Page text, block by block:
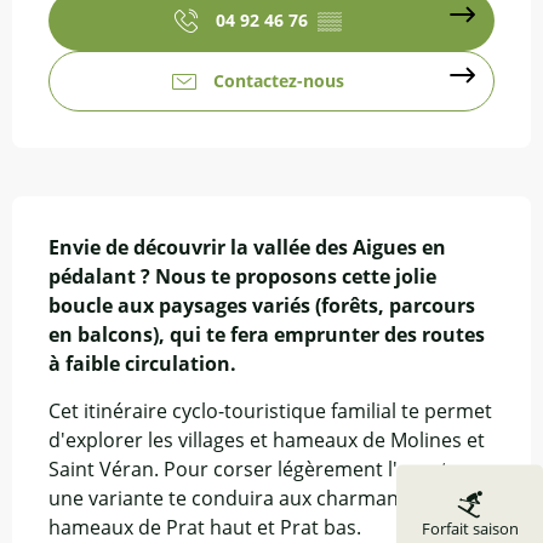
Forfait saison
04 92 46 76 ▒▒
Contactez-nous
Envie de découvrir la vallée des Aigues en
pédalant ? Nous te proposons cette jolie
boucle aux paysages variés (forêts, parcours
en balcons), qui te fera emprunter des routes
à faible circulation.
Cet itinéraire cyclo-touristique familial te permet
d'explorer les villages et hameaux de Molines et
Saint Véran. Pour corser légèrement l'aventure,
une variante te conduira aux charmants
hameaux de Prat haut et Prat bas.